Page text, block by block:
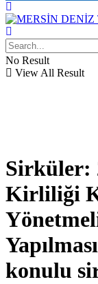
No Result
View All Result
Sirküler:
Kirliliği
konulu